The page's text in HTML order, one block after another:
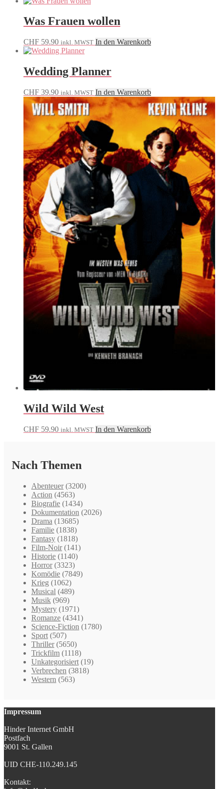
Was Frauen wollen
CHF 59.90 inkl. MWST In den Warenkorb
Wedding Planner
CHF 39.90 inkl. MWST In den Warenkorb
Wild Wild West
CHF 59.90 inkl. MWST In den Warenkorb
Nach Themen
Abenteuer (3200)
Action (4563)
Biografie (1434)
Dokumentation (2026)
Drama (13685)
Familie (1838)
Fantasy (1818)
Film-Noir (141)
Historie (1140)
Horror (3323)
Komödie (7849)
Krieg (1062)
Musical (489)
Musik (969)
Mystery (1971)
Romanze (4341)
Science-Fiction (1780)
Sport (507)
Thriller (5650)
Trickfilm (1118)
Unkategorisiert (19)
Verbrechen (3818)
Western (563)
Impressum
Hinder Internet GmbH
Postfach
9001 St. Gallen
UID CHE-110.249.145
Kontakt: